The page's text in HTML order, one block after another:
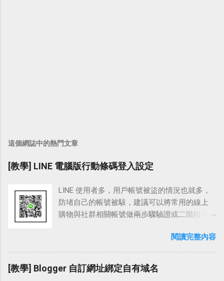
這個網誌中的熱門文章
[教學] LINE 電腦版行動條碼登入設定
LINE 使用者多，用戶帳號被盜的情況也就多，
防堵自己的帳號被駭，建議可以將常用的線上
購物與社群相關帳號做兩步驟驗證或二階段安
Outlook.com、Yahoo、露天、淘寶與這裡要介
紹的 LINE。 LINE 除了支援行動裝置 APP 安裝
外，也可下載電腦桌機版安裝登入。 電腦版 的
LINE 介面支援電子郵件與行動條碼登入，建議
閱讀完整內容
[教學] Blogger 自訂網址綁定自有域名